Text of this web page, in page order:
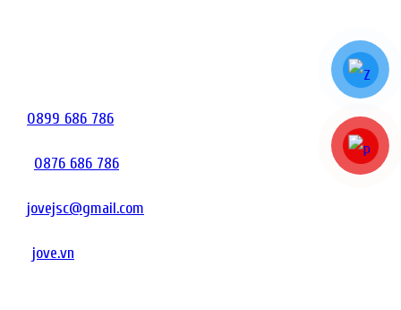
Nhà máy sản xuất: Nhà máy sinh học TKS - KCN Hòa Phú, Xã
0899 686 786
0876 686 786
jovejsc@gmail.com
jove.vn